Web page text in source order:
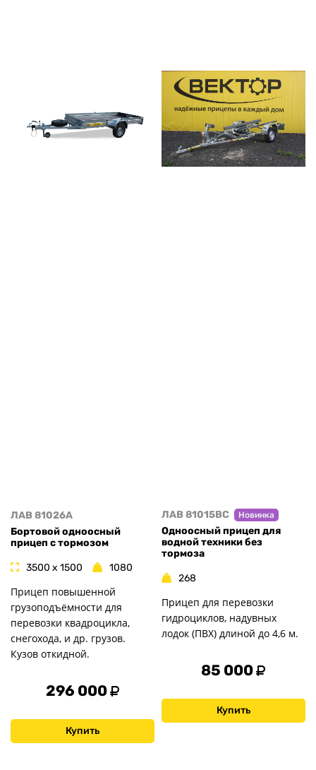
ЛАВ 81026A
Бортовой одноосный
прицеп с тормозом
3500 x 1500 1080
Прицеп повышенной
грузоподъёмности для
перевозки квадроцикла,
снегохода, и др. грузов.
Кузов откидной.
296 000
Купить
ЛАВ 81015BC Новинка
Одноосный прицеп для
водной техники без
тормоза
268
Прицеп для перевозки
гидроциклов, надувных
лодок (ПВХ) длиной до 4,6 м.
85 000
Купить